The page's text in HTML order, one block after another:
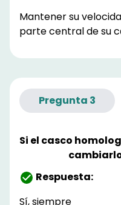
Mantener su
parte central de su
Pregunta 3
Si el casco
Respuesta:
Sí, siempre